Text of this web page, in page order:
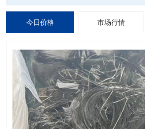
今日价格 市场行情